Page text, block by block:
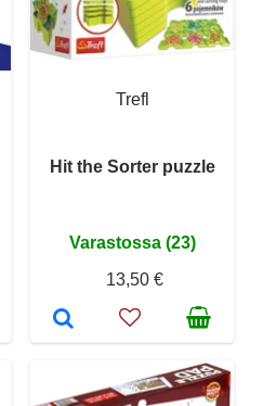
Trefl
Hit the Sorter puzzle
Varastossa (23)
13,50 €